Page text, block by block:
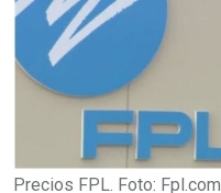
Precios FPL. Foto: Fpl.com